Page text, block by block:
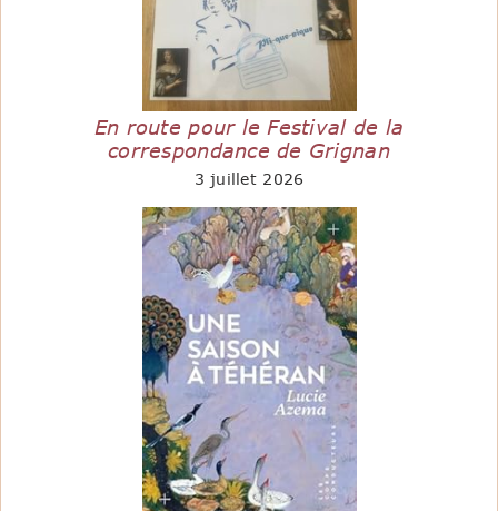
En route pour le Festival de la
correspondance de Grignan
3 juillet 2026